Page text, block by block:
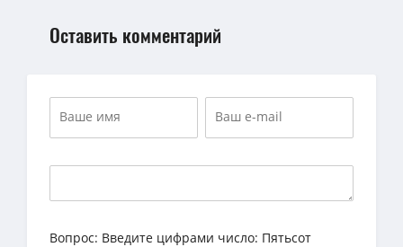
Оставить комментарий
Вопрос: Введите цифрами число: Пятьсот